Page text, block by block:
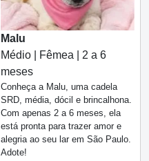
Malu
Médio | Fêmea | 2 a 6
meses
Conheça a Malu, uma cadela
SRD, média, dócil e brincalhona.
Com apenas 2 a 6 meses, ela
está pronta para trazer amor e
alegria ao seu lar em São Paulo.
Adote!